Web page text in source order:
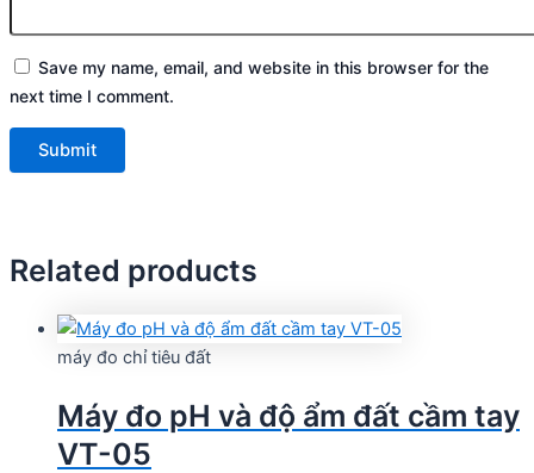
Save my name, email, and website in this browser for the
next time I comment.
Related products
máy đo chỉ tiêu đất
Máy đo pH và độ ẩm đất cầm tay
VT-05